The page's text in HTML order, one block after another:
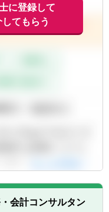
に登録して
てもらう
会計コンサルタン